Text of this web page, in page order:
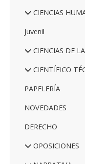
CIENCIAS
Juvenil
CIENCIAS DE
CIENTÍFICO
PAPELERÍA
NOVEDADES
DERECHO
OPOSICIONES